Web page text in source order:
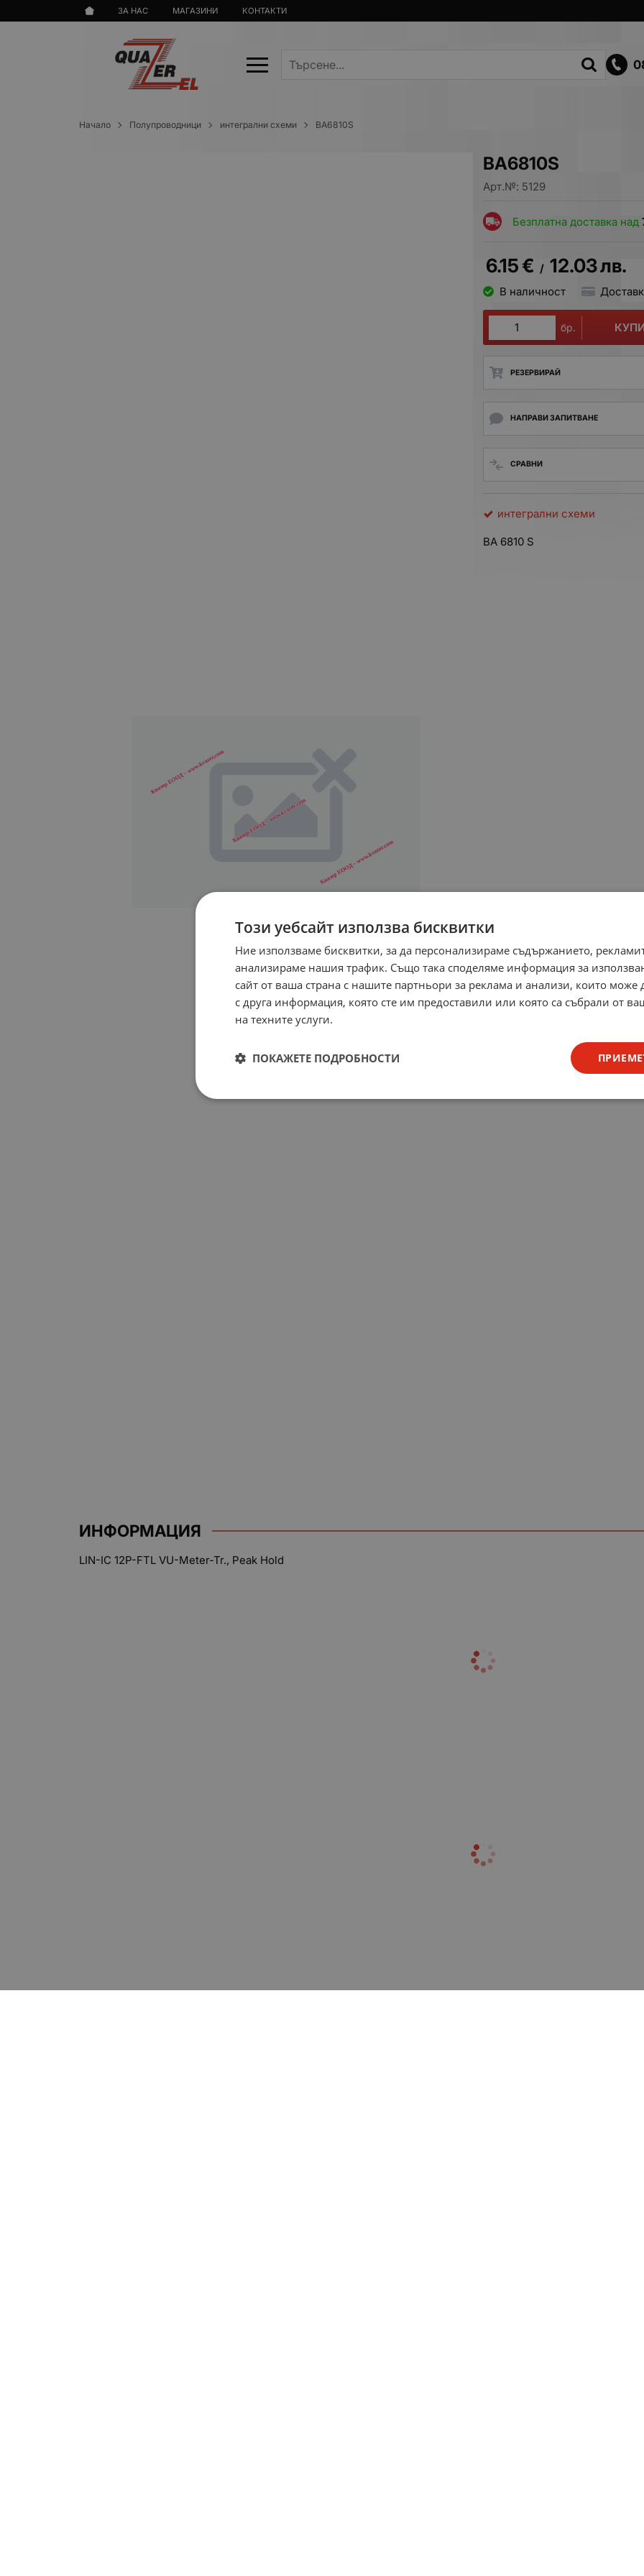
ЗА НАС МАГАЗИНИ КОНТАКТИ
Начало Полупроводници интегрални схеми BA6810S
BA6810S
Арт.№: 5129
Безплатна доставка над
6.15€ / 12.03лв.
В наличност
бр.
РЕЗЕРВИРАЙ
НАПРАВИ ЗАПИТВАНЕ
СРАВНИ
интегрални схеми
BA 6810 S
ИНФОРМАЦИЯ
LIN-IC 12P-FTL VU-Meter-Tr., Peak Hold
Този уебсайт използва бисквитки
Ние използваме бисквитки, за да персонализираме съдържанието,
анализираме нашия трафик. Също така споделяме информация за
сайт от ваша страна с нашите партньори за реклама и анализи, които може
с друга информация, която сте им предоставили или която са събрали от
на техните услуги.
ПОКАЖЕТЕ ПОДРОБНОСТИ